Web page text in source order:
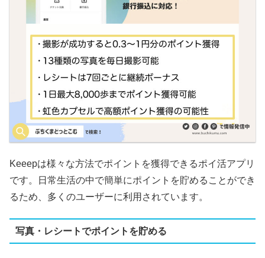
Keeepは様々な方法でポイントを獲得できるポイ活アプリ
です。日常生活の中で簡単にポイントを貯めることができ
るため、多くのユーザーに利用されています。
写真・レシートでポイントを貯める